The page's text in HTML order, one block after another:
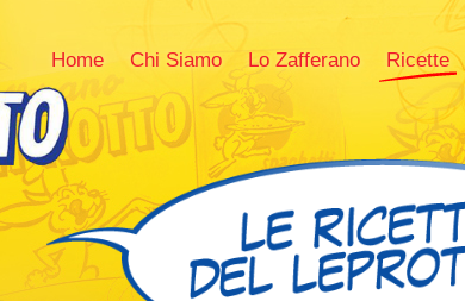
Home Chi Siamo Lo Zafferano Ricette